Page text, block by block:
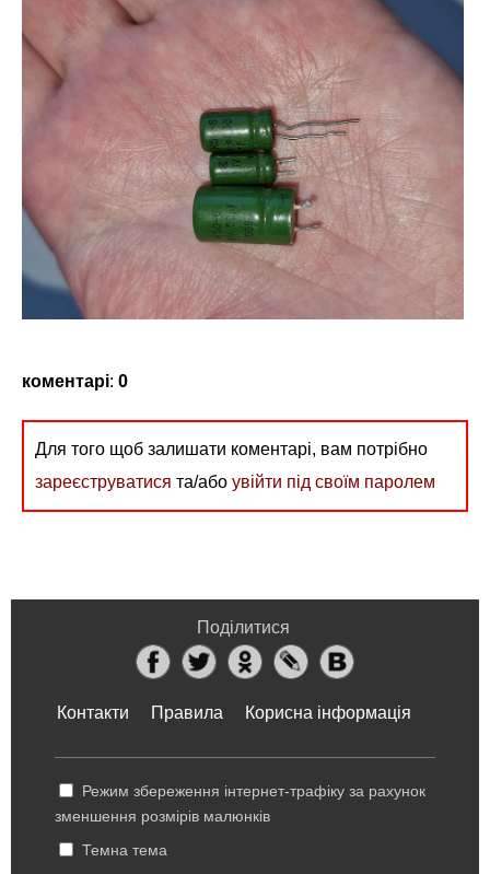
коментарі: 0
Для того щоб залишати коментарі, вам потрібно
зареєструватися та/або увійти під своїм паролем
Поділитися
Контакти Правила Корисна інформація
Режим збереження інтернет-трафіку за рахунок
зменшення розмірів малюнків
Темна тема